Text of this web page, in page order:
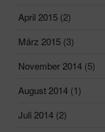
April 2015 (2)
März 2015 (3)
November 2014 (5)
August 2014 (1)
Juli 2014 (2)